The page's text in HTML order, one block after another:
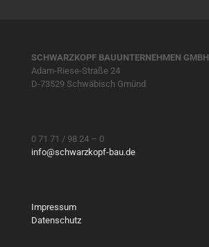
SCHWARZKOPF BAUUNTERNEHMEN GMBH
Adam-Riese-Straße 24
D-73529 Schwäbisch Gmünd
0 71 71 / 98 24 – 0
info@schwarzkopf-bau.de
Impressum
Datenschutz